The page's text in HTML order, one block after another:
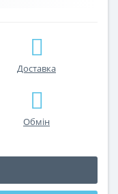
Доставка
Обмін